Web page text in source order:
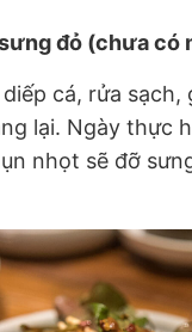
đỏ (chưa có
cá, rửa sạch,
lại. Ngày thực
nhọt sẽ đỡ